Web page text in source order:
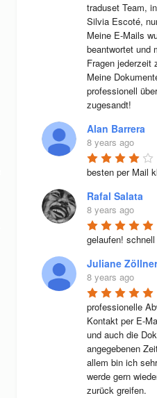
traduset Team,
Silvia Escoté,
Meine E-Mails
beantwortet und
Fragen jederzeit
Meine
professionell
zugesandt!
Alan Barrera
8 years ago
besten per Mail
Rafal Salata
8 years ago
gelaufen!
Juliane
8 years ago
professionelle
Kontakt per E-
und auch die
angegebenen
allem bin ich
werde gern
zurück greifen.